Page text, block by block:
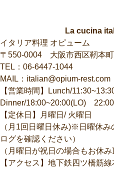
La cucina
イタリア料理 オピューム
〒550-0004 大阪市西区靭本
TEL： 06-6447-1044
MAIL： italian@opium-rest.com
【営業時間】Lunch/
Dinner/18:00~20:00(LO)
【定休日】月曜日/ 火曜日
（月1回日曜日休み)※日曜休
ログを確認ください）
（月曜日が祝日の場合もお休み
【アクセス】地下鉄四ツ橋筋